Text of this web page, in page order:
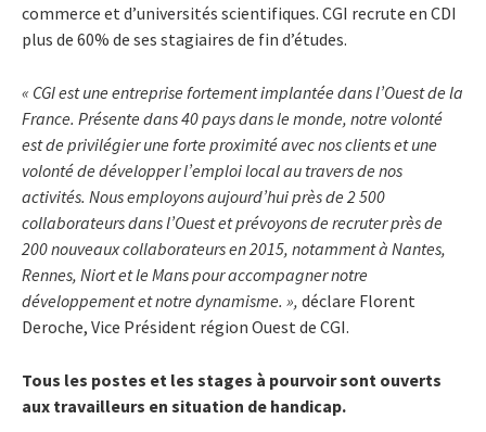
commerce et d’universités scientifiques. CGI recrute en CDI
plus de 60% de ses stagiaires de fin d’études.
« CGI est une entreprise fortement implantée dans l’Ouest de la
France. Présente dans 40 pays dans le monde, notre volonté
est de privilégier une forte proximité avec nos clients et une
volonté de développer l’emploi local au travers de nos
activités. Nous employons aujourd’hui près de 2 500
collaborateurs dans l’Ouest et prévoyons de recruter près de
200 nouveaux collaborateurs en 2015, notamment à Nantes,
Rennes, Niort et le Mans pour accompagner notre
développement et notre dynamisme. », déclare Florent
Deroche, Vice Président région Ouest de CGI.
Tous les postes et les stages à pourvoir sont ouverts
aux travailleurs en situation de handicap.